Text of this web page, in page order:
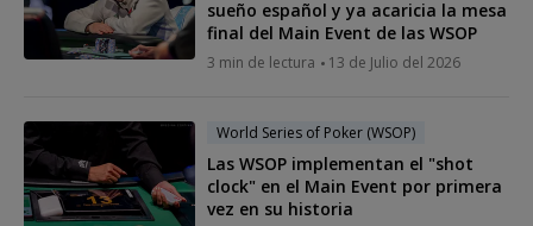
sueño español y ya acaricia la mesa
final del Main Event de las WSOP
3 min de lectura 13 de Julio del 2026
World Series of Poker (WSOP)
Las WSOP implementan el "shot
clock" en el Main Event por primera
vez en su historia